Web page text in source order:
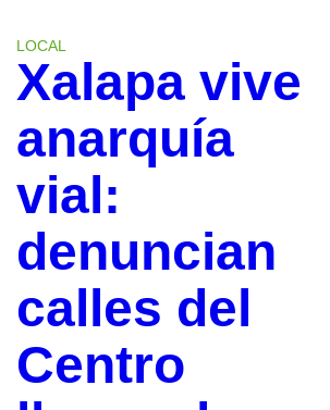
LOCAL
Xalapa vive
anarquía
vial:
denuncian
calles del
Centro